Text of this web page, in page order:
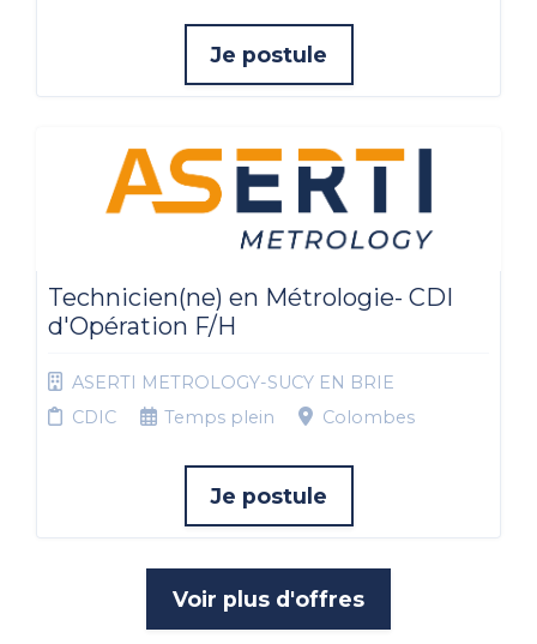
Je postule
Technicien(ne) en Métrologie- CDI
d'Opération F/H
ASERTI METROLOGY-SUCY EN BRIE
CDIC
Temps plein Colombes
Je postule
Voir plus d'offres